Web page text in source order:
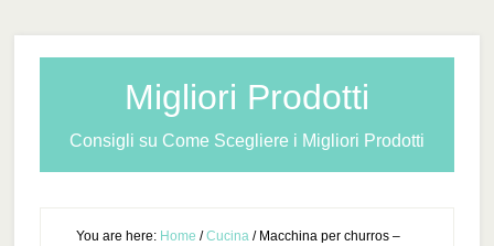
Migliori Prodotti
Consigli su Come Scegliere i Migliori Prodotti
You are here: Home / Cucina /Macchina per churros​ –